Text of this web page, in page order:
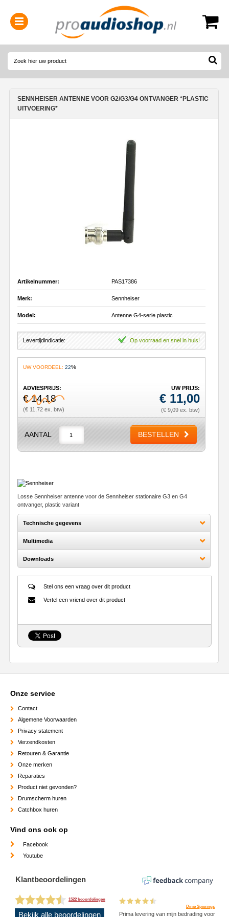
0314-364515
SENNHEISER ANTENNE VOOR G2/G3/G4 ONTVANGER *PLASTIC
UITVOERING*
Artikelnummer: PAS17386
Merk: Sennheiser
Model: Antenne G4-serie plastic
Levertijdindicatie: Op voorraad en snel in huis!
UW VOORDEEL: 22%
ADVIESPRIJS:
€ 14,18
(€ 11,72 ex. btw)
UW PRIJS:
€ 11,00
(€ 9,09 ex. btw)
AANTAL BESTELLEN
Losse Sennheiser antenne voor de Sennheiser stationaire G3 en G4
ontvanger, plastic variant
Technische gegevens
Multimedia
Downloads
Vertel een vriend over dit product
Stel ons een vraag over dit product
Onze service
Contact
Algemene Voorwaarden
Privacy statement
Verzendkosten
Retouren & Garantie
Onze merken
Reparaties
Product niet gevonden?
Drumscherm huren
Catchbox huren
Vind ons ook op
Facebook
Youtube
Klantbeoordelingen
1522 beoordelingen
Bekijk alle beoordelingen
Dinie Spierings
Prima levering van mijn bedrading voor